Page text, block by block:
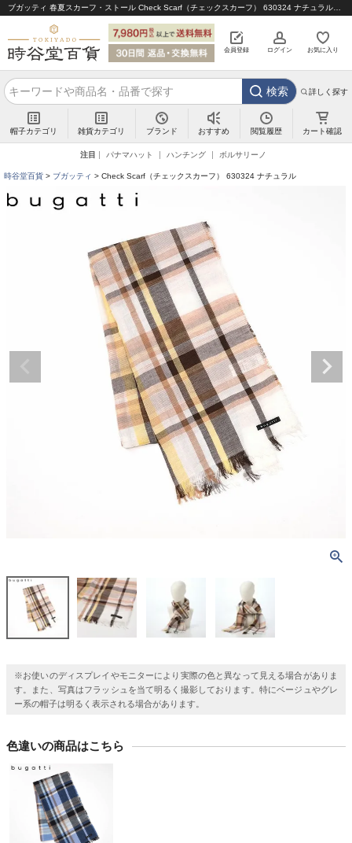
会員登録 ログイン お気に入り
検索 詳しく探す
帽子カテゴリ 雑貨カテゴリ ブランド おすすめ 閲覧履歴 カート確認
注目 パナマハット ハンチング ボルサリーノ
時谷堂百貨 ブガッティ Check Scarf（チェックスカーフ） 630324 ナチュラル
※お使いのディスプレイやモニターにより実際の色と異なって見える場合がありま
す。また、写真はフラッシュを当て明るく撮影しております。特にベージュやグレ
ー系の帽子は明るく表示される場合があります。
色違いの商品はこちら